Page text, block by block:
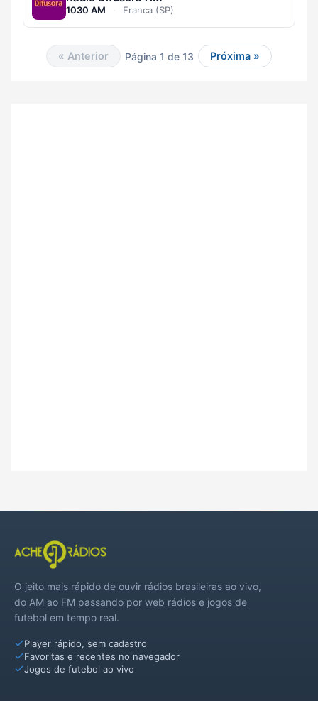
1030 AM · Franca (SP)
« Anterior Página 1 de 13 Próxima »
O jeito mais rápido de ouvir rádios brasileiras ao vivo,
do AM ao FM passando por web rádios e jogos de
futebol em tempo real.
Player rápido, sem cadastro
Favoritas e recentes no navegador
Jogos de futebol ao vivo